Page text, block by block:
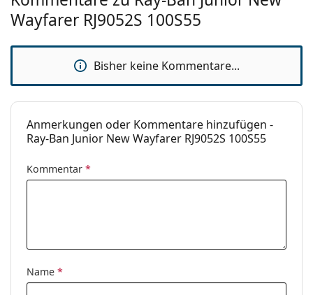
Code:
RJ9052S 100S55 47
Mit Stärke
verfügbar :
Ja
Wayfarer RJ9052S 100S55
Bisher keine Kommentare...
Anmerkungen oder Kommentare hinzufügen -
Ray-Ban Junior New Wayfarer RJ9052S 100S55
Kommentar *
Name *